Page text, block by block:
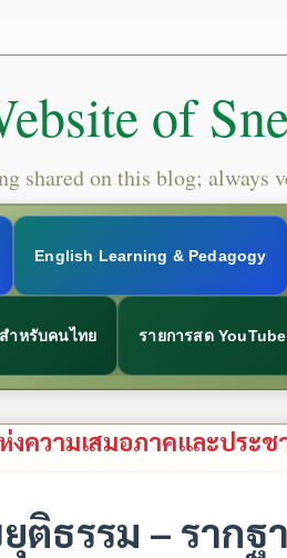
of
shared on this blog; always
English Learning & Pedagogy
ำหรับคนไทย รายการสด
ความเสมอภาคและประช
ธรรม – รากฐ